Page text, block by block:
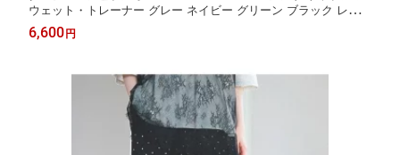
ウェット・トレーナー グレー ネイビー グリーン ブラック レッド
【送料無料】[Rakuten Fashion]
6,600 円